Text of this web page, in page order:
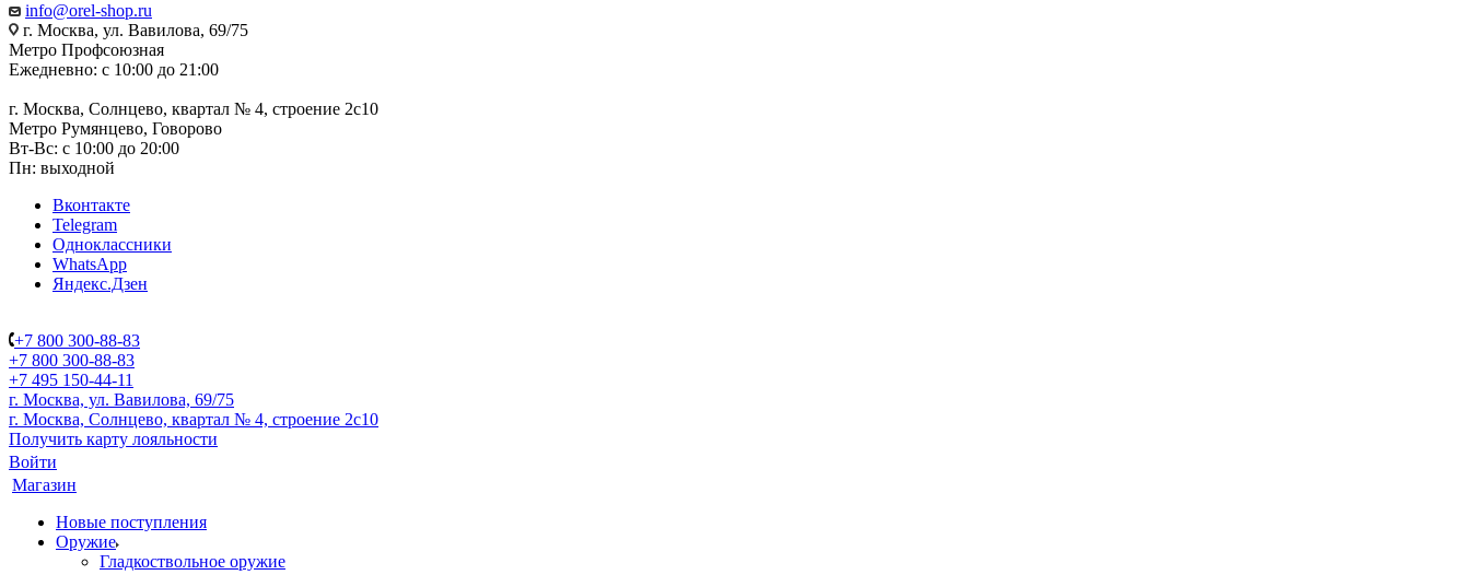
info@orel-shop.ru
г. Москва, ул. Вавилова, 69/75
Метро Профсоюзная
Ежедневно: с 10:00 до 21:00
г. Москва, Солнцево, квартал № 4, строение 2с10
Метро Румянцево, Говорово
Вт-Вс: с 10:00 до 20:00
Пн: выходной
Вконтакте
Telegram
Одноклассники
WhatsApp
Яндекс.Дзен
+7 800 300-88-83
+7 800 300-88-83
+7 495 150-44-11
г. Москва, ул. Вавилова, 69/75
г. Москва, Солнцево, квартал № 4, строение 2с10
Получить карту лояльности
Войти
Магазин
Новые поступления
Оружие
Гладкоствольное оружие